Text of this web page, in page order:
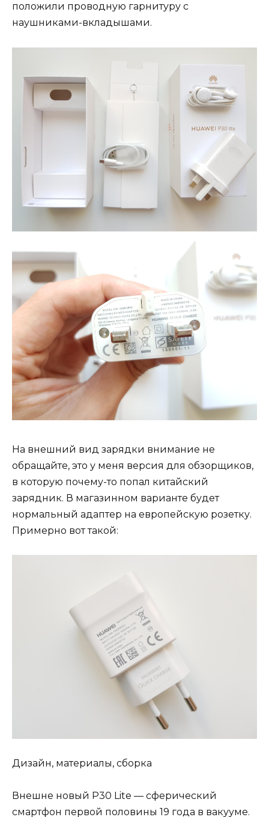
положили проводную гарнитуру с
наушниками-вкладышами.
На внешний вид зарядки внимание не
обращайте, это у меня версия для обзорщиков,
в которую почему-то попал китайский
зарядник. В магазинном варианте будет
нормальный адаптер на европейскую розетку.
Примерно вот такой:
Дизайн, материалы, сборка
Внешне новый P30 Lite — сферический
смартфон первой половины 19 года в вакууме.